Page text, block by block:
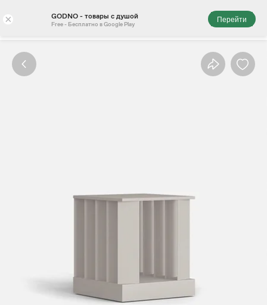
× GODNO - товары с душой
Free - Бесплатно в Google Play
Перейти